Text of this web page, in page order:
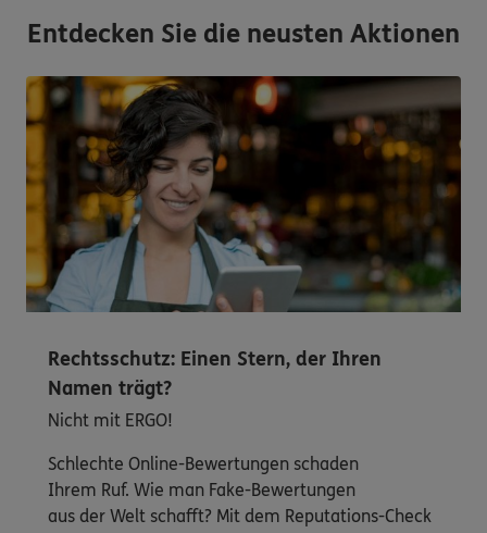
Entdecken Sie die neusten Aktionen
Rechtsschutz: Einen Stern, der Ihren
Namen trägt?
Nicht mit ERGO!
Schlechte Online-Bewertungen schaden
Ihrem Ruf. Wie man Fake-Bewertungen
aus der Welt schafft? Mit dem Reputations-Check